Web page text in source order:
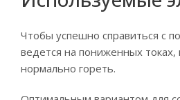
Чтобы успешно справиться с
ведется на пониженных
нормально гореть.